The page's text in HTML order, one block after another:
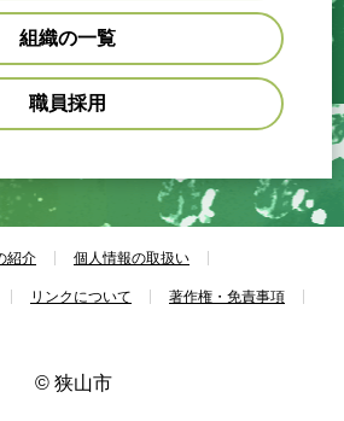
組織の一覧
職員採用
紹介 個人情報の取扱い
リンクについて 著作権・免責事項
© 狭山市